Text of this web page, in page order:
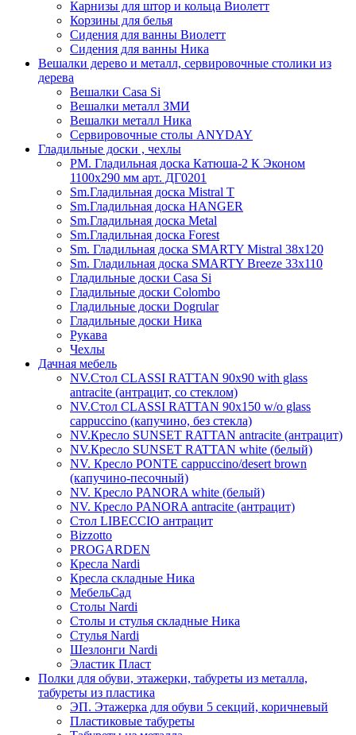
Карнизы для штор и кольца Виолетт
Корзины для белья
Сидения для ванны Виолетт
Сидения для ванны Ника
Вешалки дерево и металл, сервировочные столики из
дерева
Вешалки Casa Si
Вешалки металл ЗМИ
Вешалки металл Ника
Сервировочные столы ANYDAY
Гладильные доски , чехлы
PM. Гладильная доска Катюша-2 К Эконом
1100х290 мм арт. ДГ0201
Sm.Гладильная доска Mistral T
Sm.Гладильная доска HANGER
Sm.Гладильная доска Metal
Sm.Гладильная доска Forest
Sm. Гладильная доска SMARTY Mistral 38x120
Sm. Гладильная доска SMARTY Breeze 33х110
Гладильные доски Casa Si
Гладильные доски Colombo
Гладильные доски Dogrular
Гладильные доски Ника
Рукава
Чехлы
Дачная мебель
NV.Стол CLASSI RATTAN 90х90 with glass
antracite (антрацит, со стеклом)
NV.Стол CLASSI RATTAN 90х150 w/o glass
cappuccino (капучино, без стекла)
NV.Кресло SUNSET RATTAN antracite (антрацит)
NV.Кресло SUNSET RATTAN white (белый)
NV. Кресло PONTE cappuccino/desert brown
(капучино-песочный)
NV. Кресло PANORA white (белый)
NV. Кресло PANORA antracite (антрацит)
Стол LIBECCIO антрацит
Bizzotto
PROGARDEN
Кресла Nardi
Кресла складные Ника
МебельСад
Столы Nardi
Столы и стулья складные Ника
Стулья Nardi
Шезлонги Nardi
Эластик Пласт
Полки для обуви, этажерки, табуреты из металла,
табуреты из пластика
ЭП. Этажерка для обуви 5 секций, коричневый
Пластиковые табуреты